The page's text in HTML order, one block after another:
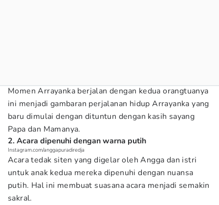
Momen Arrayanka berjalan dengan kedua orangtuanya
ini menjadi gambaran perjalanan hidup Arrayanka yang
baru dimulai dengan dituntun dengan kasih sayang
Papa dan Mamanya.
2. Acara dipenuhi dengan warna putih
Instagram.com/anggapuradiredja
Acara tedak siten yang digelar oleh Angga dan istri
untuk anak kedua mereka dipenuhi dengan nuansa
putih. Hal ini membuat suasana acara menjadi semakin
sakral.